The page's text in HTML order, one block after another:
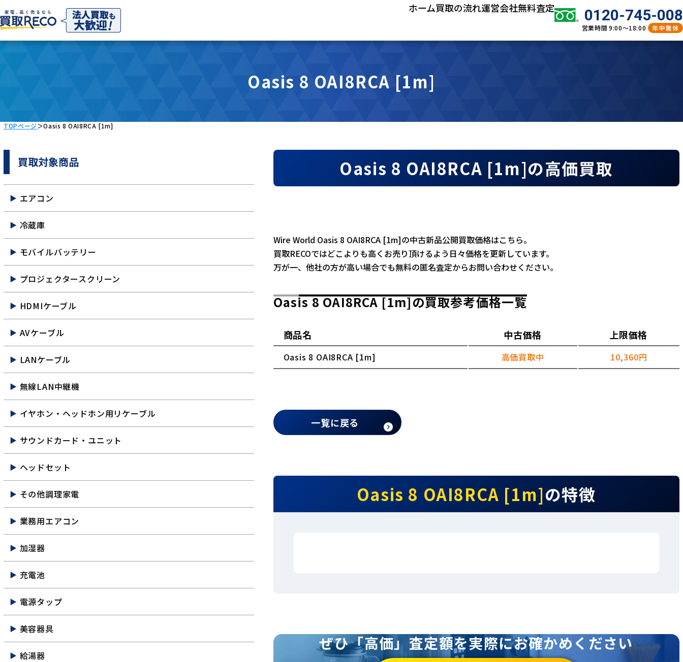
ホーム買取の流れ運営会社無料査定 0120-745-008
営業時間 9:00～18:00 年中無休
Oasis 8 OAI8RCA [1m]
TOPページ＞Oasis 8 OAI8RCA [1m]
Oasis 8 OAI8RCA [1m]の高価買取
Wire World Oasis 8 OAI8RCA [1m]の中古新品公開買取価格はこちら。
買取RECOではどこよりも高くお売り頂けるよう日々価格を更新しています。
万が一、他社の方が高い場合でも無料の匿名査定からお問い合わせください。
Oasis 8 OAI8RCA [1m]の買取参考価格一覧
商品名 中古価格 上限価格
Oasis 8 OAI8RCA [1m] 高価買取中 10,360円
一覧に戻る
Oasis 8 OAI8RCA [1m]の特徴
ぜひ「高価」査定額を実際にお確かめください
買取対象商品
エアコン
冷蔵庫
モバイルバッテリー
プロジェクタースクリーン
HDMIケーブル
AVケーブル
LANケーブル
無線LAN中継機
イヤホン・ヘッドホン用リケーブル
サウンドカード・ユニット
ヘッドセット
その他調理家電
業務用エアコン
加湿器
充電池
電源タップ
美容器具
給湯器